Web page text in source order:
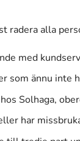
radera alla
med
som ännu inte
Solhaga,
har